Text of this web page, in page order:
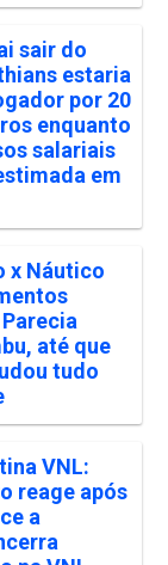
sair do
estaria
por 20
enquanto
salariais
em
x Náutico
até que
tudo
VNL:
reage após
a